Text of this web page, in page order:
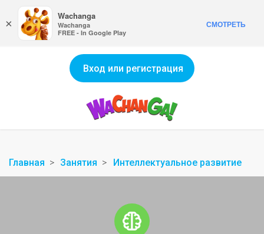
Вход или регистрация
Главная Занятия Интеллектуальное развитие
×
Wachanga
Wachanga
FREE - In Google Play
СМОТРЕТЬ